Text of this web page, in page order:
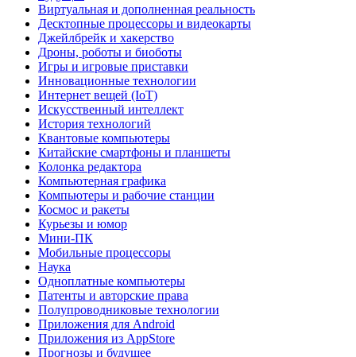
Виртуальная и дополненная реальность
Десктопные процессоры и видеокарты
Джейлбрейк и хакерство
Дроны, роботы и биоботы
Игры и игровые приставки
Инновационные технологии
Интернет вещей (IoT)
Искусственный интеллект
История технологий
Квантовые компьютеры
Китайские смартфоны и планшеты
Колонка редактора
Компьютерная графика
Компьютеры и рабочие станции
Космос и ракеты
Курьезы и юмор
Мини-ПК
Мобильные процессоры
Наука
Одноплатные компьютеры
Патенты и авторские права
Полупроводниковые технологии
Приложения для Android
Приложения из AppStore
Прогнозы и будущее